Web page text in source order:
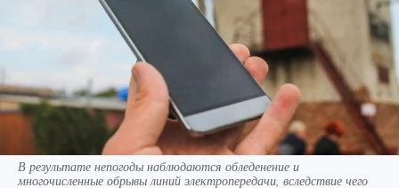
В результате непогоды наблюдаются обледенение и
многочисленные обрывы линий электропередачи, вследствие чего